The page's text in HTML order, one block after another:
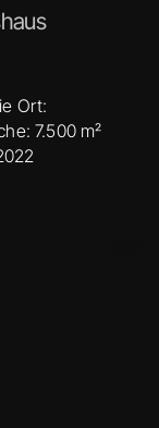
Ort:
7.500 m²